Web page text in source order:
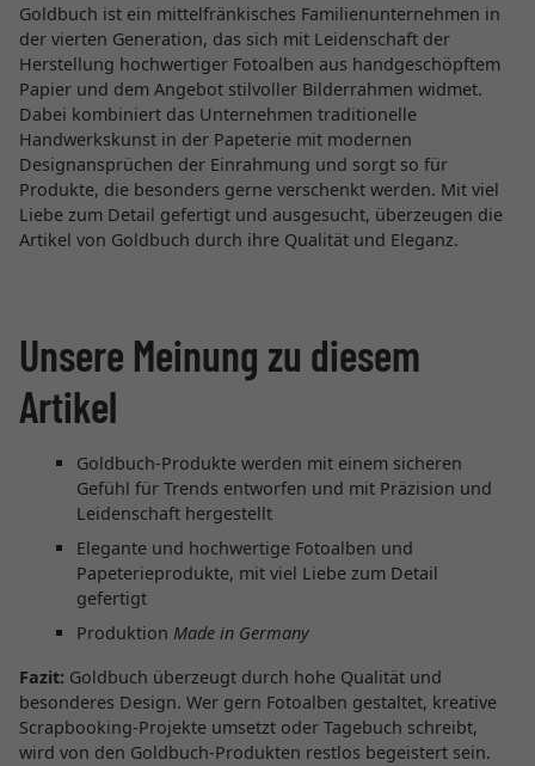
Goldbuch ist ein mittelfränkisches Familienunternehmen in
der vierten Generation, das sich mit Leidenschaft der
Herstellung hochwertiger Fotoalben aus handgeschöpftem
Papier und dem Angebot stilvoller Bilderrahmen widmet.
Dabei kombiniert das Unternehmen traditionelle
Handwerkskunst in der Papeterie mit modernen
Designansprüchen der Einrahmung und sorgt so für
Produkte, die besonders gerne verschenkt werden. Mit viel
Liebe zum Detail gefertigt und ausgesucht, überzeugen die
Artikel von Goldbuch durch ihre Qualität und Eleganz.
Unsere Meinung zu diesem
Artikel
Goldbuch-Produkte werden mit einem sicheren
Gefühl für Trends entworfen und mit Präzision und
Leidenschaft hergestellt
Elegante und hochwertige Fotoalben und
Papeterieprodukte, mit viel Liebe zum Detail
gefertigt
Produktion Made in Germany
Fazit: Goldbuch überzeugt durch hohe Qualität und
besonderes Design. Wer gern Fotoalben gestaltet, kreative
Scrapbooking-Projekte umsetzt oder Tagebuch schreibt,
wird von den Goldbuch-Produkten restlos begeistert sein.